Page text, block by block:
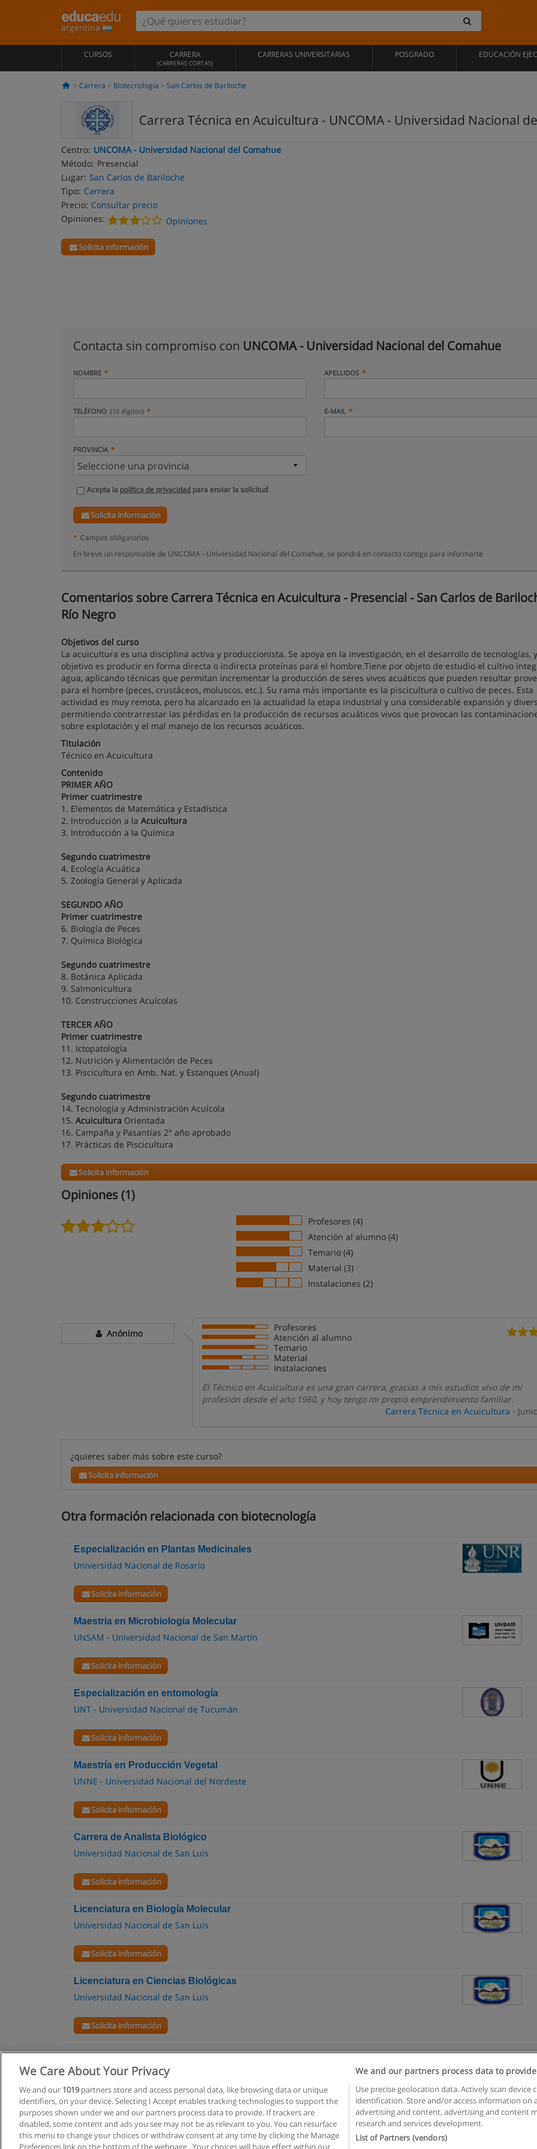
argentina
CURSOS CARRERA
(CARRERAS CORTAS)
CARRERAS UNIVERSITARIAS POSGRADO EDUCACIÓN
Carrera Biotecnología San Carlos de Bariloche
Carrera Técnica en Acuicultura - UNCOMA - Universidad Nacional
Centro: UNCOMA - Universidad Nacional del Comahue
Método: Presencial
Lugar: San Carlos de Bariloche
Tipo: Carrera
Precio: Consultar precio
Opiniones:
Opiniones
Solicita información
Contacta sin compromiso con UNCOMA - Universidad Nacional del Comahue
NOMBRE APELLIDOS
TELÉFONO (10 dígitos) E-MAIL
PROVINCIA
Acepta la política de privacidad para enviar la solicitud
Solicita información
* Campos obligatorios
En breve un responsable de UNCOMA - Universidad Nacional del Comahue, se pondrá en contacto contigo para informarte
Comentarios sobre Carrera Técnica en Acuicultura - Presencial - San Carlos de
Río Negro
Objetivos del curso
La acuicultura es una disciplina activa y produccionista. Se apoya en la investigación, en el desarrollo de tecnologías,
objetivo es producir en forma directa o indirecta proteínas para el hombre.Tiene por objeto de estudio el cultivo
agua, aplicando técnicas que permitan incrementar la producción de seres vivos acuáticos que pueden resultar
para el hombre (peces, crustáceos, moluscos, etc.). Su rama más importante es la piscicultura o cultivo de peces. Esta
actividad es muy remota, pero ha alcanzado en la actualidad la etapa industrial y una considerable expansión y
permitiendo contrarrestar las pérdidas en la producción de recursos acuáticos vivos que provocan las
sobre explotación y el mal manejo de los recursos acuáticos.
Titulación
Técnico en Acuicultura
Contenido
PRIMER AÑO
Primer cuatrimestre
1. Elementos de Matemática y Estadística
2. Introducción a la Acuicultura
3. Introducción a la Química
Segundo cuatrimestre
4. Ecología Acuática
5. Zoología General y Aplicada
SEGUNDO AÑO
Primer cuatrimestre
6. Biología de Peces
7. Química Biológica
Segundo cuatrimestre
8. Botánica Aplicada
9. Salmonicultura
10. Construcciones Acuícolas
TERCER AÑO
Primer cuatrimestre
11. Ictopatología
12. Nutrición y Alimentación de Peces
13. Piscicultura en Amb. Nat. y Estanques (Anual)
Segundo cuatrimestre
14. Tecnología y Administración Acuícola
15. Acuicultura Orientada
16. Campaña y Pasantías 2° año aprobado
17. Prácticas de Piscicultura
Solicita información
Opiniones (1)
Profesores (4)
Atención al alumno (4)
Temario (4)
Material (3)
Instalaciones (2)
Anónimo
Profesores
Atención al alumno
Temario
Material
Instalaciones
El Técnico en Acuicultura es una gran carrera, gracias a mis estudios vivo de mi
profesión desde el año 1980, y hoy tengo mi propio emprendimiento familiar.
Carrera Técnica en Acuicultura -
¿quieres saber más sobre este curso?
Solicita información
Otra formación relacionada con biotecnología
Especialización en Plantas Medicinales
Universidad Nacional de Rosario
Solicita información
Maestria en Microbiologia Molecular
UNSAM - Universidad Nacional de San Martín
Solicita información
Especialización en entomología
UNT - Universidad Nacional de Tucumán
Solicita información
Maestría en Producción Vegetal
UNNE - Universidad Nacional del Nordeste
Solicita información
Carrera de Analista Biológico
Universidad Nacional de San Luis
Solicita información
Licenciatura en Biología Molecular
Universidad Nacional de San Luis
Solicita información
Licenciatura en Ciencias Biológicas
Universidad Nacional de San Luis
Solicita información
Copyright © Educaedu Business S.L. - CIF : B-95610580: - www.educaedu.com.ar
We Care About Your Privacy
We and our 1019partners store and access personal data, like browsing data or unique
identifiers, on your device. Selecting I Accept enables tracking technologies to support the
purposes shown under we and our partners process data to provide. If trackers are
disabled, some content and ads you see may not be as relevant to you. You can resurface
this menu to change your choices or withdraw consent at any time by clicking the Manage
Preferences link on the bottom of the webpage . Your choices will have effect within our
We and our partners process data to
Use precise geolocation data. Actively scan device
identification. Store and/or access information on
advertising and content, advertising and content
research and services development.
List of Partners (vendors)